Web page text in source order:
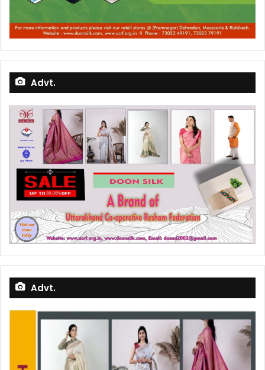
Advt.
Advt.